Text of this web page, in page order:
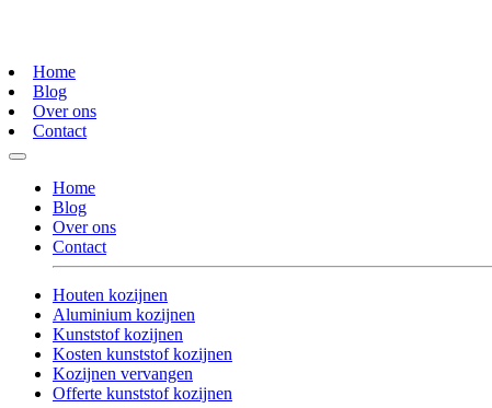
Home
Blog
Over ons
Contact
Home
Blog
Over ons
Contact
Houten kozijnen
Aluminium kozijnen
Kunststof kozijnen
Kosten kunststof kozijnen
Kozijnen vervangen
Offerte kunststof kozijnen